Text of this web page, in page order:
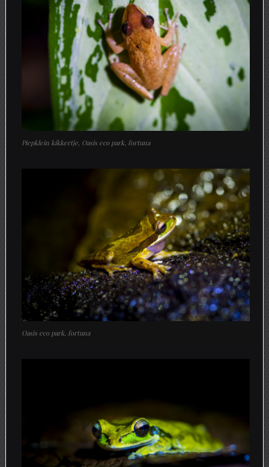
Piepklein kikkertje, Oasis eco park, fortuna
Oasis eco park, fortuna